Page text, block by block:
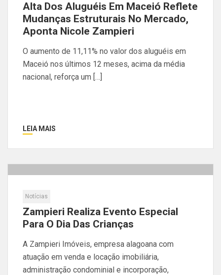
Alta Dos Aluguéis Em Maceió Reflete
Mudanças Estruturais No Mercado,
Aponta Nicole Zampieri
O aumento de 11,11% no valor dos aluguéis em
Maceió nos últimos 12 meses, acima da média
nacional, reforça um […]
LEIA MAIS
Notícias
Zampieri Realiza Evento Especial
Para O Dia Das Crianças
A Zampieri Imóveis, empresa alagoana com
atuação em venda e locação imobiliária,
administração condominial e incorporação,